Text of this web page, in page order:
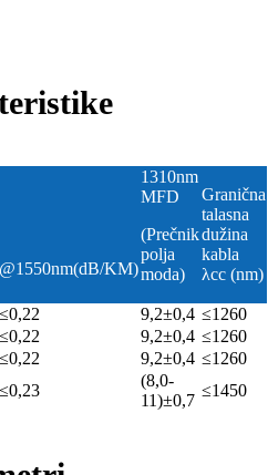
1310nm
MFD
(Prečnik
polja
moda)
Granična
talasna
dužina
kabla
λcc (nm)
@1550nm(dB/KM)
≤0,22 9,2±0,4 ≤1260
≤0,22 9,2±0,4 ≤1260
≤0,22 9,2±0,4 ≤1260
≤0,23
(8,0-
11)±0,7
≤1450